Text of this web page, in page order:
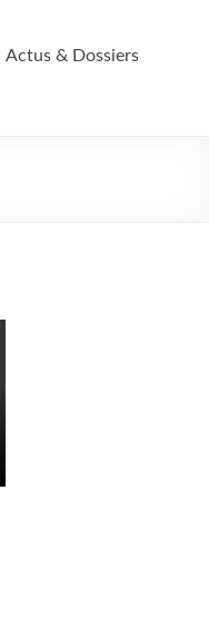
Actus & Dossiers